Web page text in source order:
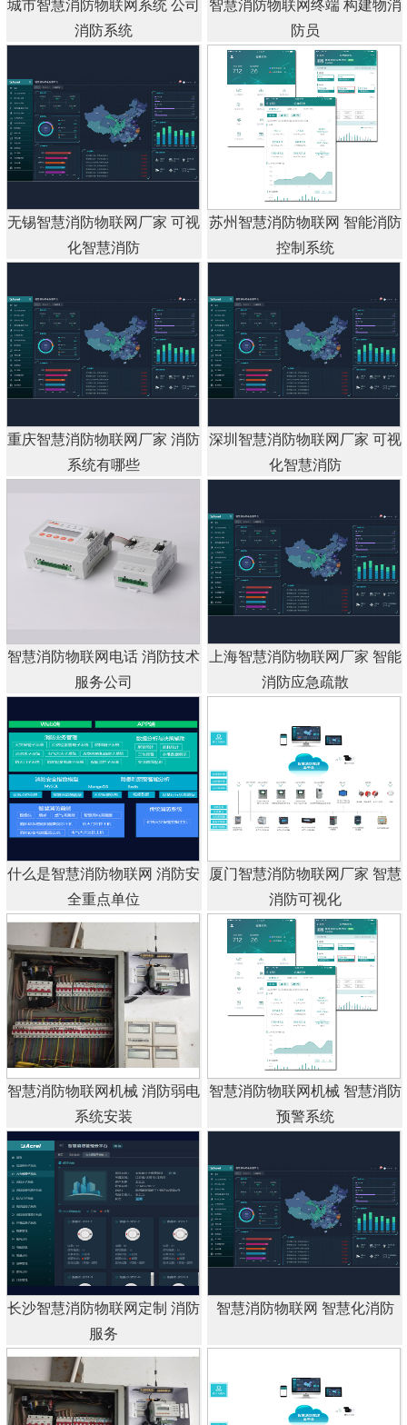
城市智慧消防物联网系统 公司
消防系统
智慧消防物联网终端 构建物消
防员
无锡智慧消防物联网厂家 可视
化智慧消防
苏州智慧消防物联网 智能消防
控制系统
重庆智慧消防物联网厂家 消防
系统有哪些
深圳智慧消防物联网厂家 可视
化智慧消防
智慧消防物联网电话 消防技术
服务公司
上海智慧消防物联网厂家 智能
消防应急疏散
什么是智慧消防物联网 消防安
全重点单位
厦门智慧消防物联网厂家 智慧
消防可视化
智慧消防物联网机械 消防弱电
系统安装
智慧消防物联网机械 智慧消防
预警系统
长沙智慧消防物联网定制 消防
服务
智慧消防物联网 智慧化消防